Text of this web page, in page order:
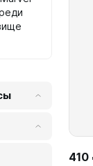
410